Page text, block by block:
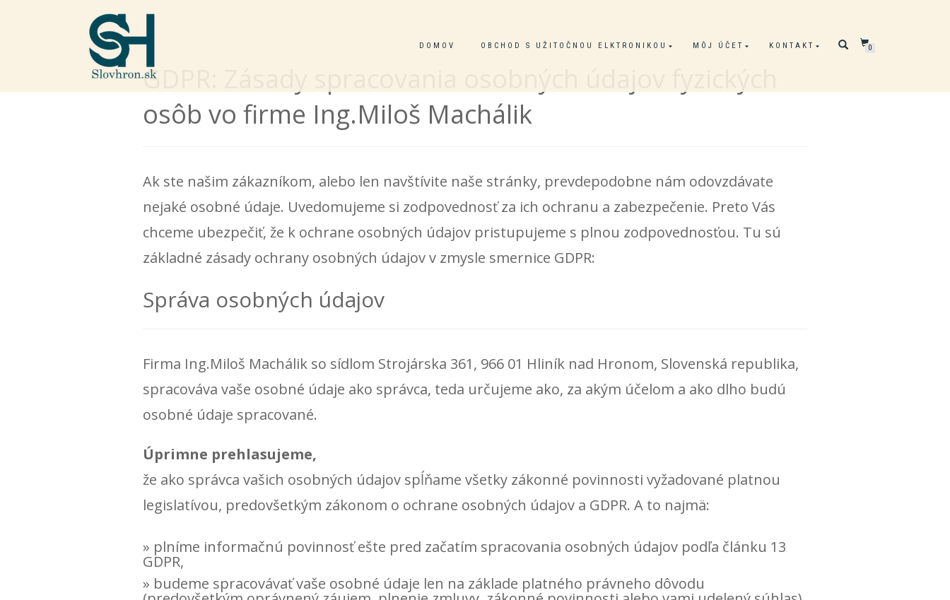
DOMOV OBCHOD S UŽITOČNOU ELKTRONIKOU MÔJ ÚČET KONTAKT 0
GDPR: Zásady spracovania osobných údajov fyzických
osôb vo firme Ing.Miloš Machálik
Ak ste našim zákazníkom, alebo len navštívite naše stránky, prevdepodobne nám odovzdávate
nejaké osobné údaje. Uvedomujeme si zodpovednosť za ich ochranu a zabezpečenie. Preto Vás
chceme ubezpečiť, že k ochrane osobných údajov pristupujeme s plnou zodpovednosťou. Tu sú
základné zásady ochrany osobných údajov v zmysle smernice GDPR:
Správa osobných údajov
Firma Ing.Miloš Machálik so sídlom Strojárska 361, 966 01 Hliník nad Hronom, Slovenská republika,
spracováva vaše osobné údaje ako správca, teda určujeme ako, za akým účelom a ako dlho budú
osobné údaje spracované.
Úprimne prehlasujeme,
že ako správca vašich osobných údajov spĺňame všetky zákonné povinnosti vyžadované platnou
legislatívou, predovšetkým zákonom o ochrane osobných údajov a GDPR. A to najmä:
plníme informačnú povinnosť ešte pred začatím spracovania osobných údajov podľa článku 13
GDPR,
budeme spracovávať vaše osobné údaje len na základe platného právneho dôvodu